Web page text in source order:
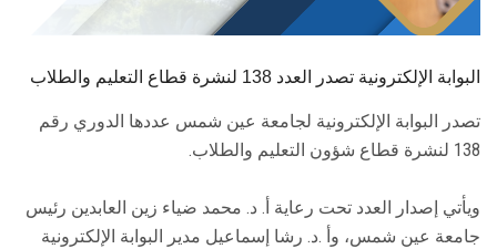
الموظفون
الزائـرون
سجل الان
البوابة الإلكترونية تصدر العدد 138 لنشرة قطاع التعليم والطلاب
تصدر البوابة الإلكترونية لجامعة عين شمس عددها الدوري رقم
138 لنشرة قطاع شؤون التعليم والطلاب.
ويأتي إصدار العدد تحت رعاية أ. د. محمد ضياء زين العابدين رئيس
جامعة عين شمس، وأ .د. رشا إسماعيل مدير البوابة الإلكترونية